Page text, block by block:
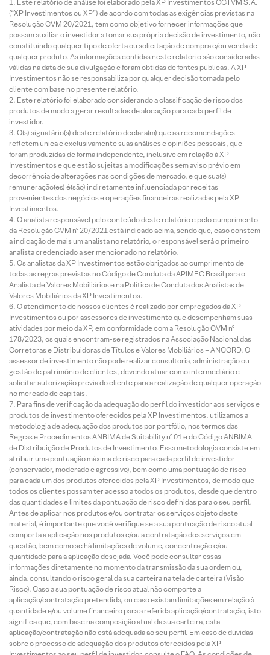
Este relatório de análise foi elaborado pela XP Investimentos CCTVM S.A.
(“XP Investimentos ou XP”) de acordo com todas as exigências previstas na
Resolução CVM 20/2021, tem como objetivo fornecer informações que
possam auxiliar o investidor a tomar sua própria decisão de investimento, não
constituindo qualquer tipo de oferta ou solicitação de compra e/ou venda de
qualquer produto. As informações contidas neste relatório são consideradas
válidas na data de sua divulgação e foram obtidas de fontes públicas. A XP
Investimentos não se responsabiliza por qualquer decisão tomada pelo
cliente com base no presente relatório.
Este relatório foi elaborado considerando a classificação de risco dos
produtos de modo a gerar resultados de alocação para cada perfil de
investidor.
O(s) signatário(s) deste relatório declara(m) que as recomendações
refletem única e exclusivamente suas análises e opiniões pessoais, que
foram produzidas de forma independente, inclusive em relação à XP
Investimentos e que estão sujeitas a modificações sem aviso prévio em
decorrência de alterações nas condições de mercado, e que sua(s)
remuneração(es) é(são) indiretamente influenciada por receitas
provenientes dos negócios e operações financeiras realizadas pela XP
Investimentos.
O analista responsável pelo conteúdo deste relatório e pelo cumprimento
da Resolução CVM nº 20/2021 está indicado acima, sendo que, caso constem
a indicação de mais um analista no relatório, o responsável será o primeiro
analista credenciado a ser mencionado no relatório.
Os analistas da XP Investimentos estão obrigados ao cumprimento de
todas as regras previstas no Código de Conduta da APIMEC Brasil para o
Analista de Valores Mobiliários e na Política de Conduta dos Analistas de
Valores Mobiliários da XP Investimentos.
O atendimento de nossos clientes é realizado por empregados da XP
Investimentos ou por assessores de investimento que desempenham suas
atividades por meio da XP, em conformidade com a Resolução CVM nº
178/2023, os quais encontram-se registrados na Associação Nacional das
Corretoras e Distribuidoras de Títulos e Valores Mobiliários – ANCORD. O
assessor de investimento não pode realizar consultoria, administração ou
gestão de patrimônio de clientes, devendo atuar como intermediário e
solicitar autorização prévia do cliente para a realização de qualquer operação
no mercado de capitais.
Para fins de verificação da adequação do perfil do investidor aos serviços e
produtos de investimento oferecidos pela XP Investimentos, utilizamos a
metodologia de adequação dos produtos por portfólio, nos termos das
Regras e Procedimentos ANBIMA de Suitability nº 01 e do Código ANBIMA
de Distribuição de Produtos de Investimento. Essa metodologia consiste em
atribuir uma pontuação máxima de risco para cada perfil de investidor
(conservador, moderado e agressivo), bem como uma pontuação de risco
para cada um dos produtos oferecidos pela XP Investimentos, de modo que
todos os clientes possam ter acesso a todos os produtos, desde que dentro
das quantidades e limites da pontuação de risco definidas para o seu perfil.
Antes de aplicar nos produtos e/ou contratar os serviços objeto deste
material, é importante que você verifique se a sua pontuação de risco atual
comporta a aplicação nos produtos e/ou a contratação dos serviços em
questão, bem como se há limitações de volume, concentração e/ou
quantidade para a aplicação desejada. Você pode consultar essas
informações diretamente no momento da transmissão da sua ordem ou,
ainda, consultando o risco geral da sua carteira na tela de carteira (Visão
Risco). Caso a sua pontuação de risco atual não comporte a
aplicação/contratação pretendida, ou caso existam limitações em relação à
quantidade e/ou volume financeiro para a referida aplicação/contratação, isto
significa que, com base na composição atual da sua carteira, esta
aplicação/contratação não está adequada ao seu perfil. Em caso de dúvidas
sobre o processo de adequação dos produtos oferecidos pela XP